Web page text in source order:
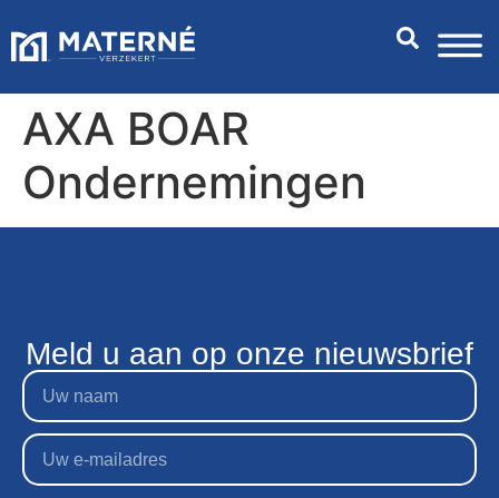
AXA BOAR
Ondernemingen
Meld u aan op onze nieuwsbrief